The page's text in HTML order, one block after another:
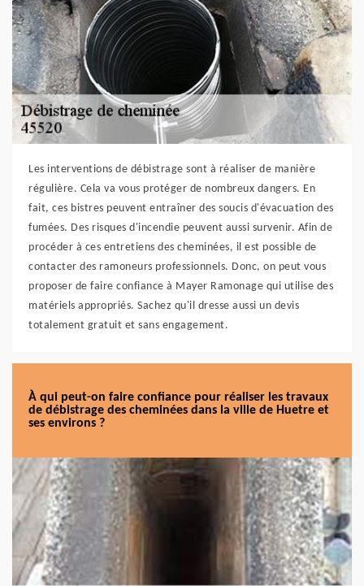
Les interventions de débistrage sont à réaliser de manière
régulière. Cela va vous protéger de nombreux dangers. En
fait, ces bistres peuvent entraîner des soucis d'évacuation des
fumées. Des risques d'incendie peuvent aussi survenir. Afin de
procéder à ces entretiens des cheminées, il est possible de
contacter des ramoneurs professionnels. Donc, on peut vous
proposer de faire confiance à Mayer Ramonage qui utilise des
matériels appropriés. Sachez qu'il dresse aussi un devis
totalement gratuit et sans engagement.
À qui peut-on faire confiance pour réaliser les travaux
de débistrage des cheminées dans la ville de Huetre et
ses environs ?